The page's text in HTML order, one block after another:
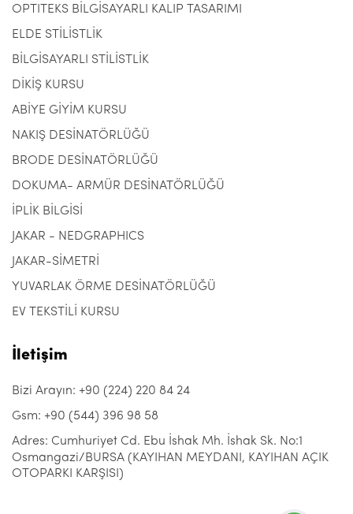
OPTITEKS BİLGİSAYARLI KALIP TASARIMI
ELDE STİLİSTLİK
BİLGİSAYARLI STİLİSTLİK
DİKİŞ KURSU
ABİYE GİYİM KURSU
NAKIŞ DESİNATÖRLÜĞÜ
BRODE DESİNATÖRLÜĞÜ
DOKUMA- ARMÜR DESİNATÖRLÜĞÜ
İPLİK BİLGİSİ
JAKAR - NEDGRAPHICS
JAKAR-SİMETRİ
YUVARLAK ÖRME DESİNATÖRLÜĞÜ
EV TEKSTİLİ KURSU
İletişim
Bizi Arayın: +90 (224) 220 84 24
Gsm: +90 (544) 396 98 58
Adres: Cumhuriyet Cd. Ebu İshak Mh. İshak Sk. No:1
Osmangazi/BURSA (KAYIHAN MEYDANI, KAYIHAN AÇIK
OTOPARKI KARŞISI)